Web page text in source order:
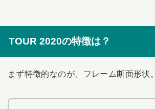
TOUR 2020の特徴は？
まず特徴的なのが、フレーム断面形状。